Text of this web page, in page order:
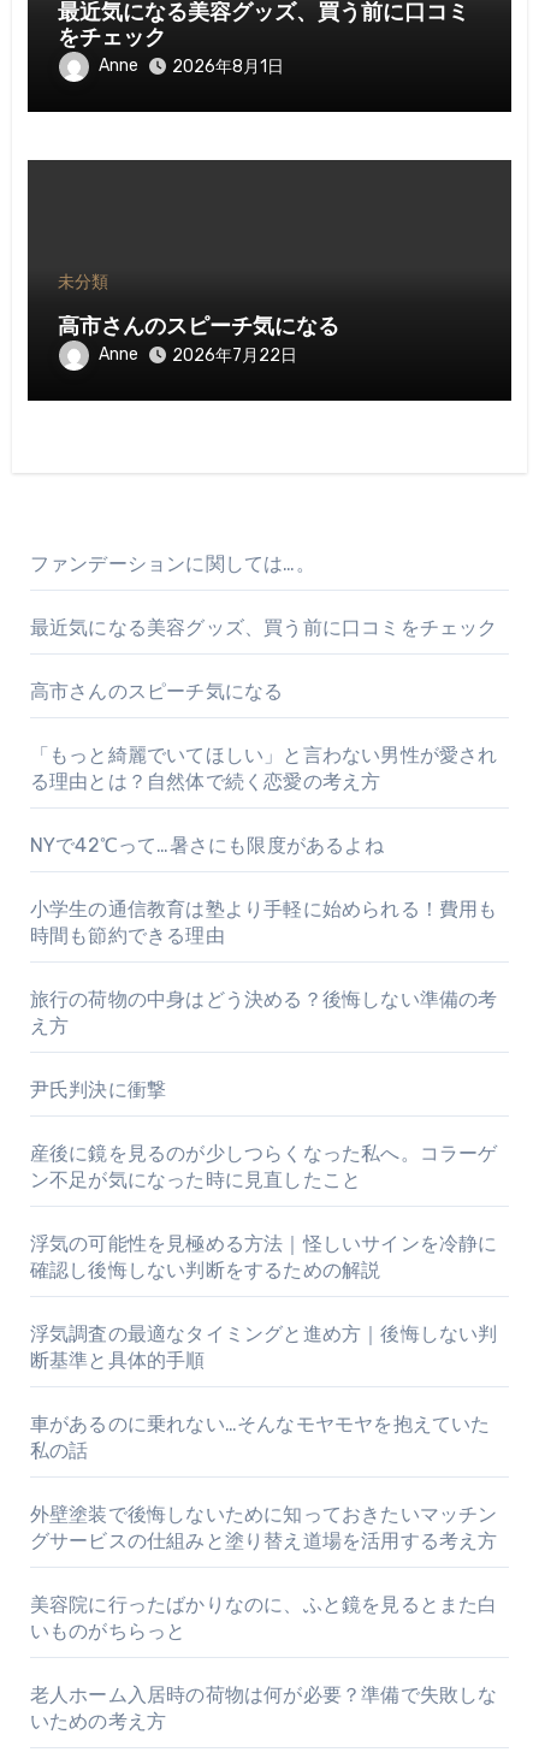
最近気になる美容グッズ、買う前に口コミ
をチェック
Anne 2026年8月1日
未分類
高市さんのスピーチ気になる
Anne 2026年7月22日
ファンデーションに関しては…。
最近気になる美容グッズ、買う前に口コミをチェック
高市さんのスピーチ気になる
「もっと綺麗でいてほしい」と言わない男性が愛され
る理由とは？自然体で続く恋愛の考え方
NYで42℃って…暑さにも限度があるよね
小学生の通信教育は塾より手軽に始められる！費用も
時間も節約できる理由
旅行の荷物の中身はどう決める？後悔しない準備の考
え方
尹氏判決に衝撃
産後に鏡を見るのが少しつらくなった私へ。コラーゲ
ン不足が気になった時に見直したこと
浮気の可能性を見極める方法｜怪しいサインを冷静に
確認し後悔しない判断をするための解説
浮気調査の最適なタイミングと進め方｜後悔しない判
断基準と具体的手順
車があるのに乗れない…そんなモヤモヤを抱えていた
私の話
外壁塗装で後悔しないために知っておきたいマッチン
グサービスの仕組みと塗り替え道場を活用する考え方
美容院に行ったばかりなのに、ふと鏡を見るとまた白
いものがちらっと
老人ホーム入居時の荷物は何が必要？準備で失敗しな
いための考え方